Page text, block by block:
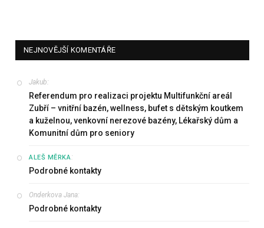
NEJNOVĚJŠÍ KOMENTÁŘE
Jakub:
Referendum pro realizaci projektu Multifunkční areál
Zubří – vnitřní bazén, wellness, bufet s dětským koutkem
a kuželnou, venkovní nerezové bazény, Lékařský dům a
Komunitní dům pro seniory
ALEŠ MĚRKA:
Podrobné kontakty
Onderkova Jana:
Podrobné kontakty